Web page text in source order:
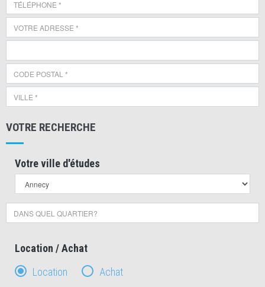
VOTRE RECHERCHE
Votre ville d'études
Location / Achat
Location
Achat